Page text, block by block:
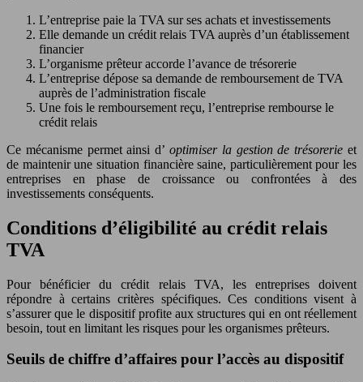
L’entreprise paie la TVA sur ses achats et investissements
Elle demande un crédit relais TVA auprès d’un établissement
financier
L’organisme prêteur accorde l’avance de trésorerie
L’entreprise dépose sa demande de remboursement de TVA
auprès de l’administration fiscale
Une fois le remboursement reçu, l’entreprise rembourse le
crédit relais
Ce mécanisme permet ainsi d’ optimiser la gestion de trésorerie et
de maintenir une situation financière saine, particulièrement pour les
entreprises en phase de croissance ou confrontées à des
investissements conséquents.
Conditions d’éligibilité au crédit relais
TVA
Pour bénéficier du crédit relais TVA, les entreprises doivent
répondre à certains critères spécifiques. Ces conditions visent à
s’assurer que le dispositif profite aux structures qui en ont réellement
besoin, tout en limitant les risques pour les organismes prêteurs.
Seuils de chiffre d’affaires pour l’accès au dispositif